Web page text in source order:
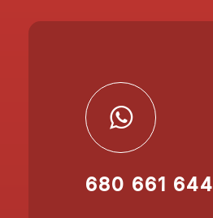
680 661 644